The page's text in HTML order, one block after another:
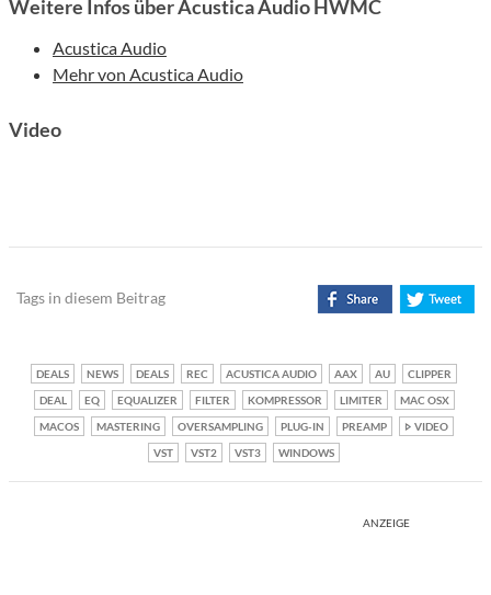
Weitere Infos über Acustica Audio HWMC
Acustica Audio
Mehr von Acustica Audio
Video
Tags in diesem Beitrag
DEALS NEWS DEALS REC ACUSTICA AUDIO AAX AU
CLIPPER
DEAL
EQ EQUALIZER FILTER KOMPRESSOR LIMITER
MAC OSX
MACOS
MASTERING OVERSAMPLING PLUG-IN PREAMP
VIDEO
VST
VST2 VST3 WINDOWS
ANZEIGE